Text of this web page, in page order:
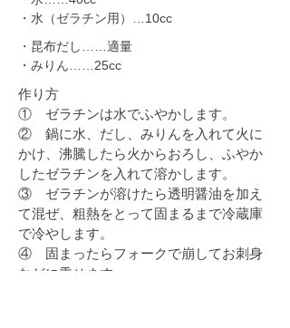
・水（ゼラチン用）…10cc
・昆布だし……適量
・みりん……25cc
作り方
① ゼラチンは水でふやかします。
② 鍋に水、だし、みりんを入れて火に
かけ、沸騰したら火からおろし、ふやか
したゼラチンを入れて溶かします。
③ ゼラチンが溶けたら透明醤油を加え
て混ぜ、粗熱をとって固まるまで冷蔵庫
で冷やします。
④ 固まったらフォークで崩してお刺身
などに乗せます。